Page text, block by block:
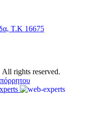
Τ.Κ 16675
rights reserved.